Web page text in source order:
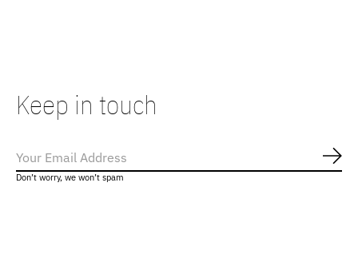
Keep in touch
Don’t worry, we won’t spam